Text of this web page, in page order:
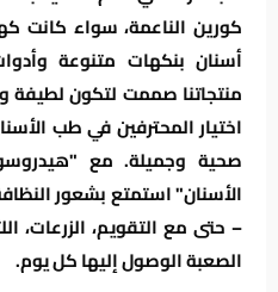
كورين الناعمة، سواء كانت
أسنان بنكهات متنوعة
منتجاتنا صممت لتكون لطيفة
اختيار المحترفين في طب
صحية وجميلة. مع
الأسنان" استمتع بشعور
– حتى مع التقويم، الزرعات،
الصعبة الوصول إليها كل يوم.